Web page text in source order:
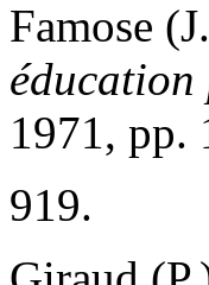
Famose
éducation
1971, pp.
919.